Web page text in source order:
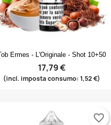
Anteprima
Tob Ermes - L'Originale - Shot 10+50
17,79 €
(incl. imposta consumo: 1,52 €)
favorite_border